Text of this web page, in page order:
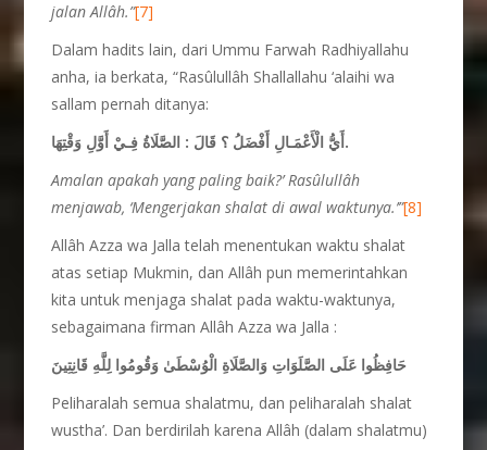
jalan Allâh.”[7]
Dalam hadits lain, dari Ummu Farwah Radhiyallahu
anha, ia berkata, “Rasûlullâh Shallallahu ‘alaihi wa
sallam pernah ditanya:
أَيُّ الْأَعْمَـالِ أَفْضَلُ ؟ قَالَ : الصَّلَاةُ فِـيْ أَوَّلِ وَقْتِهَا.
Amalan apakah yang paling baik?’ Rasûlullâh
menjawab, ‘Mengerjakan shalat di awal waktunya.’”[8]
Allâh Azza wa Jalla telah menentukan waktu shalat
atas setiap Mukmin, dan Allâh pun memerintahkan
kita untuk menjaga shalat pada waktu-waktunya,
sebagaimana firman Allâh Azza wa Jalla :
حَافِظُوا عَلَى الصَّلَوَاتِ وَالصَّلَاةِ الْوُسْطَىٰ وَقُومُوا لِلَّهِ قَانِتِينَ
Peliharalah semua shalatmu, dan peliharalah shalat
wustha’. Dan berdirilah karena Allâh (dalam shalatmu)